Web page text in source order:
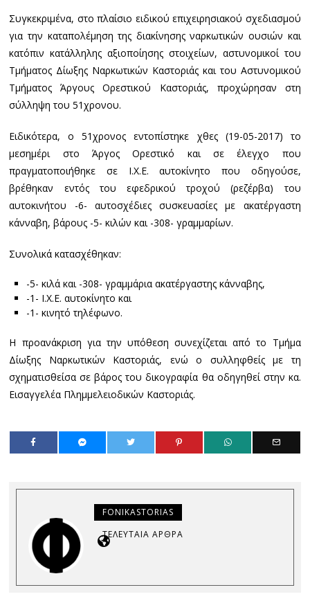
Συγκεκριμένα, στο πλαίσιο ειδικού επιχειρησιακού σχεδιασμού
για την καταπολέμηση της διακίνησης ναρκωτικών ουσιών και
κατόπιν κατάλληλης αξιοποίησης στοιχείων, αστυνομικοί του
Τμήματος Δίωξης Ναρκωτικών Καστοριάς και του Αστυνομικού
Τμήματος Άργους Ορεστικού Καστοριάς, προχώρησαν στη
σύλληψη του 51χρονου.
Ειδικότερα, ο 51χρονος εντοπίστηκε χθες (19-05-2017) το
μεσημέρι στο Άργος Ορεστικό και σε έλεγχο που
πραγματοποιήθηκε σε Ι.Χ.Ε. αυτοκίνητο που οδηγούσε,
βρέθηκαν εντός του εφεδρικού τροχού (ρεζέρβα) του
αυτοκινήτου -6- αυτοσχέδιες συσκευασίες με ακατέργαστη
κάνναβη, βάρους -5- κιλών και -308- γραμμαρίων.
Συνολικά κατασχέθηκαν:
-5- κιλά και -308- γραμμάρια ακατέργαστης κάνναβης,
-1- Ι.Χ.Ε. αυτοκίνητο και
-1- κινητό τηλέφωνο.
Η προανάκριση για την υπόθεση συνεχίζεται από το Τμήμα
Δίωξης Ναρκωτικών Καστοριάς, ενώ ο συλληφθείς με τη
σχηματισθείσα σε βάρος του δικογραφία θα οδηγηθεί στην κα.
Εισαγγελέα Πλημμελειοδικών Καστοριάς.
FONIKASTORIAS
ΤΕΛΕΥΤΑΊΑ ΆΡΘΡΑ